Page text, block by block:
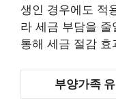
생인 경우에도 적
라 세금 부담을
통해 세금 절감
부양가족